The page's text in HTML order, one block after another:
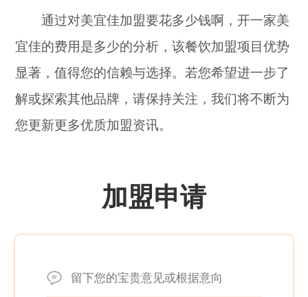
通过对美宜佳加盟要花多少钱啊，开一家美
宜佳的费用是多少的分析，该餐饮加盟项目优势
显著，值得您的信赖与选择。若您希望进一步了
解或探索其他品牌，请保持关注，我们将不断为
您更新更多优质加盟资讯。
加盟申请